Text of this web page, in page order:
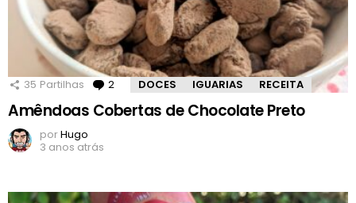
35 Partilhas 2 Comentários
DOCES IGUARIAS RECEITA
Amêndoas Cobertas de Chocolate Preto
porHugo
3 anos atrás